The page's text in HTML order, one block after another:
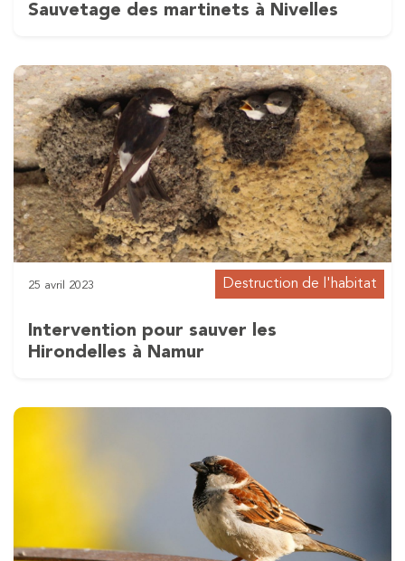
Sauvetage des martinets à Nivelles
25 avril 2023 Destruction de l'habitat
Intervention pour sauver les
Hirondelles à Namur